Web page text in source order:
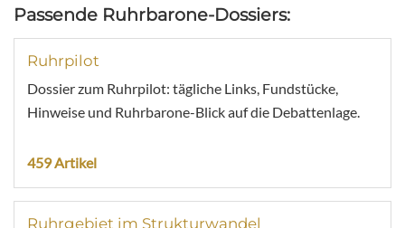
Passende Ruhrbarone-Dossiers:
Ruhrpilot
Dossier zum Ruhrpilot: tägliche Links, Fundstücke,
Hinweise und Ruhrbarone-Blick auf die Debattenlage.
459 Artikel
Ruhrgebiet im Strukturwandel